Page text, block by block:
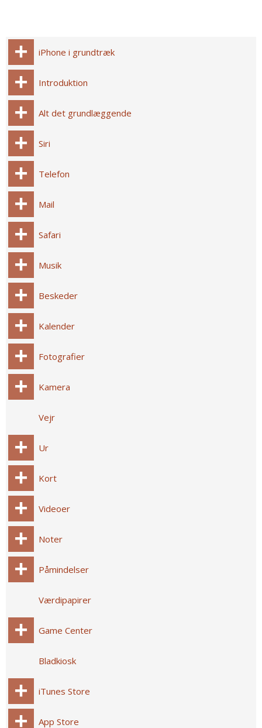
iPhone i grundtræk
Introduktion
Alt det grundlæggende
Siri
Telefon
Mail
Safari
Musik
Beskeder
Kalender
Fotografier
Kamera
Vejr
Ur
Kort
Videoer
Noter
Påmindelser
Værdipapirer
Game Center
Bladkiosk
iTunes Store
App Store